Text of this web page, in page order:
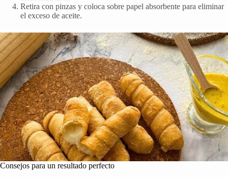
Retira con pinzas y coloca sobre papel absorbente para eliminar
el exceso de aceite.
Consejos para un resultado perfecto